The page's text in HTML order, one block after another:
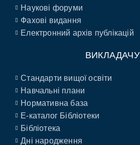
Наукові форуми
Фахові видання
Електронний архів публікацій
ВИКЛАДАЧУ
Стандарти вищої освіти
Навчальні плани
Нормативна база
E-каталог Бібліотеки
Бібліотека
Дні народження